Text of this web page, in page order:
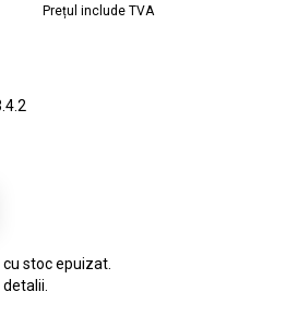
Prețul include TVA
stoc epuizat.